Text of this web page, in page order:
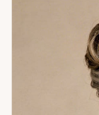
курса работы
начала
и успешной.
весь мир